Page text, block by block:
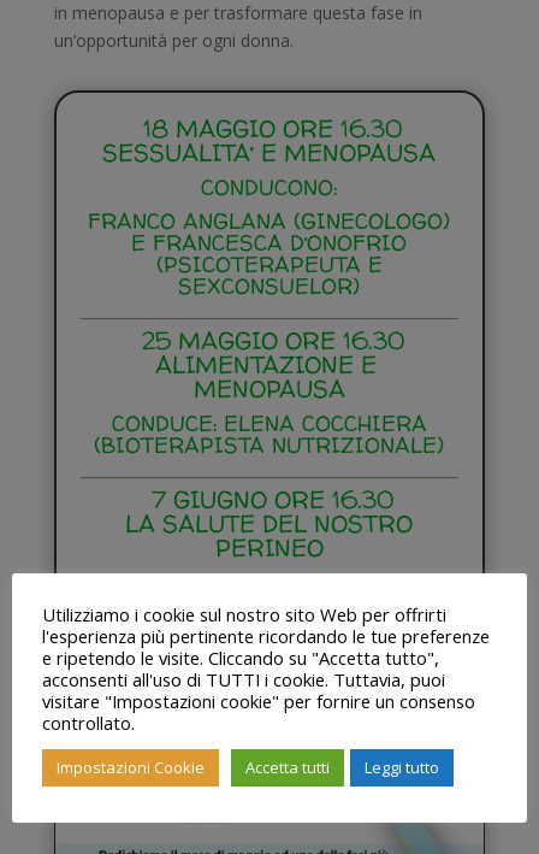
in menopausa e per trasformare questa fase in
un’opportunità per ogni donna.
18 MAGGIO ORE 16.30
SESSUALITA’ E MENOPAUSA
CONDUCONO:
FRANCO ANGLANA (GINECOLOGO)
E FRANCESCA D’ONOFRIO
(PSICOTERAPEUTA E
SEXCONSUELOR)
25 MAGGIO ORE 16.30
ALIMENTAZIONE E
MENOPAUSA
CONDUCE: ELENA COCCHIERA
(BIOTERAPISTA NUTRIZIONALE)
7 GIUGNO ORE 16.30
LA SALUTE DEL NOSTRO
PERINEO
CONDUCE: CRISTINA BERNARD
(OSTEOPATA E FISIOTERAPISTA)
Utilizziamo i cookie sul nostro sito Web per offrirti
l'esperienza più pertinente ricordando le tue preferenze
e ripetendo le visite. Cliccando su "Accetta tutto",
acconsenti all'uso di TUTTI i cookie. Tuttavia, puoi
visitare "Impostazioni cookie" per fornire un consenso
controllato.
Impostazioni Cookie Accetta tutti Leggi tutto